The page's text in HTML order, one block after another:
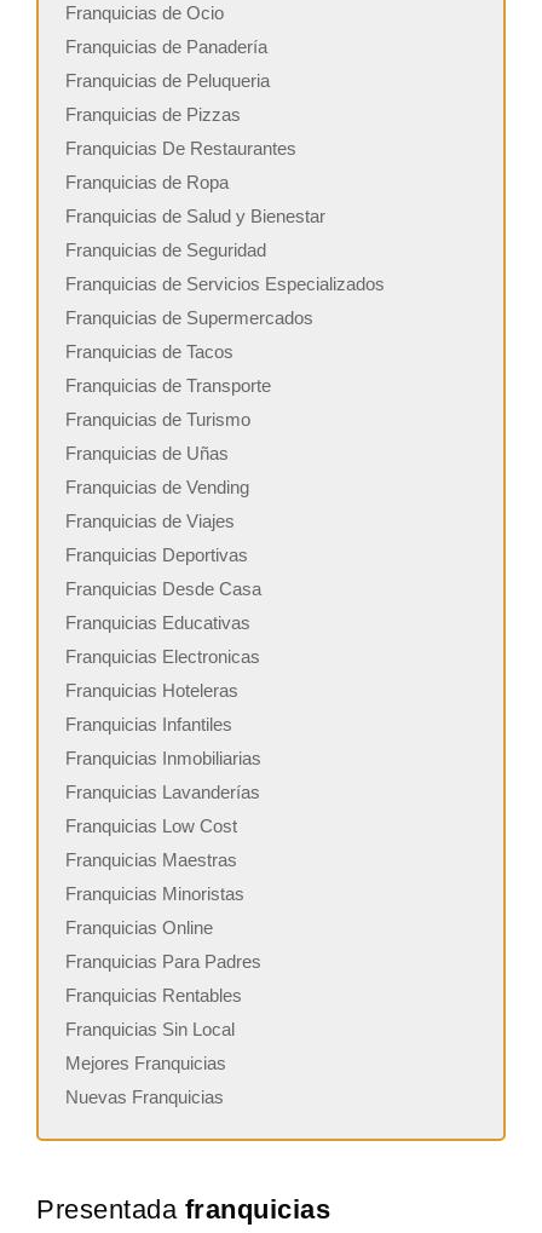
Franquicias de Ocio
Franquicias de Panadería
Franquicias de Peluqueria
Franquicias de Pizzas
Franquicias De Restaurantes
Franquicias de Ropa
Franquicias de Salud y Bienestar
Franquicias de Seguridad
Franquicias de Servicios Especializados
Franquicias de Supermercados
Franquicias de Tacos
Franquicias de Transporte
Franquicias de Turismo
Franquicias de Uñas
Franquicias de Vending
Franquicias de Viajes
Franquicias Deportivas
Franquicias Desde Casa
Franquicias Educativas
Franquicias Electronicas
Franquicias Hoteleras
Franquicias Infantiles
Franquicias Inmobiliarias
Franquicias Lavanderías
Franquicias Low Cost
Franquicias Maestras
Franquicias Minoristas
Franquicias Online
Franquicias Para Padres
Franquicias Rentables
Franquicias Sin Local
Mejores Franquicias
Nuevas Franquicias
Presentada franquicias